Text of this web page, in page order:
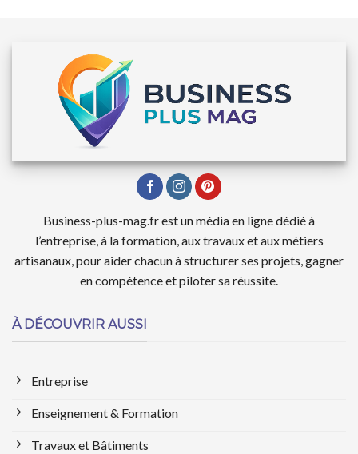
Business-plus-mag.fr est un média en ligne dédié à
l’entreprise, à la formation, aux travaux et aux métiers
artisanaux, pour aider chacun à structurer ses projets, gagner
en compétence et piloter sa réussite.
À DÉCOUVRIR AUSSI
Entreprise
Enseignement & Formation
Travaux et Bâtiments